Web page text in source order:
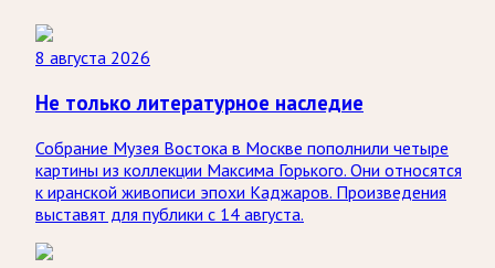
8 августа 2026
Не только литературное наследие
Собрание Музея Востока в Москве пополнили четыре
картины из коллекции Максима Горького. Они относятся
к иранской живописи эпохи Каджаров. Произведения
выставят для публики с 14 августа.